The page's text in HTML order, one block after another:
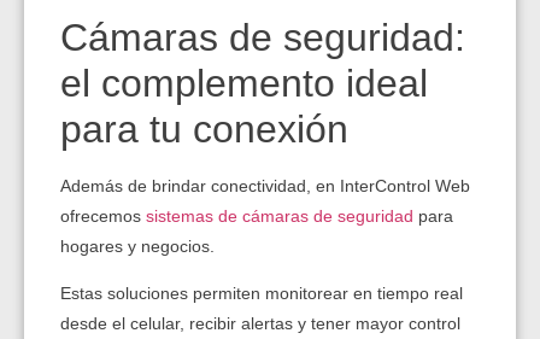
Cámaras de seguridad:
el complemento ideal
para tu conexión
Además de brindar conectividad, en InterControl Web
ofrecemos sistemas de cámaras de seguridad para
hogares y negocios.
Estas soluciones permiten monitorear en tiempo real
desde el celular, recibir alertas y tener mayor control